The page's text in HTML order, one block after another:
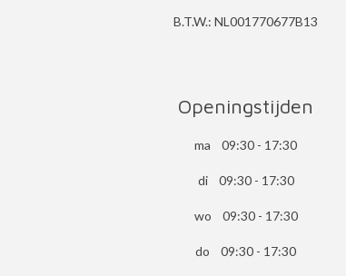
B.T.W.: NL001770677B13
Openingstijden
ma 09:30 - 17:30
di 09:30 - 17:30
wo 09:30 - 17:30
do 09:30 - 17:30